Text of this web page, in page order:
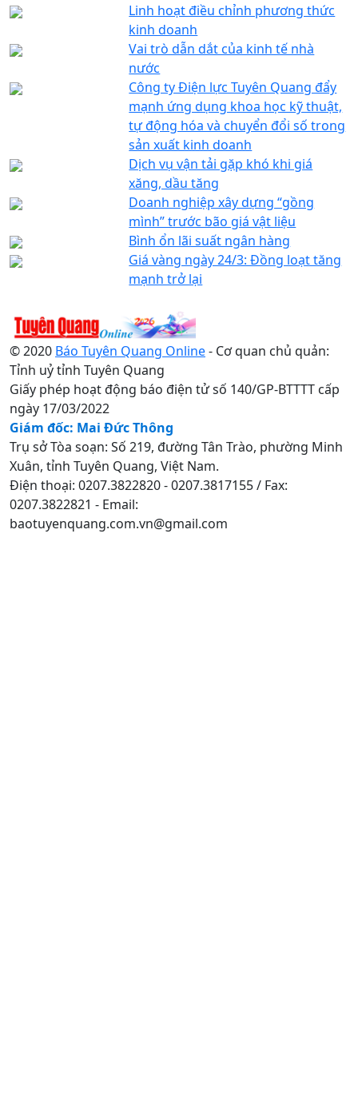
Linh hoạt điều chỉnh phương thức
kinh doanh
Vai trò dẫn dắt của kinh tế nhà
nước
Công ty Điện lực Tuyên Quang đẩy
mạnh ứng dụng khoa học kỹ thuật,
tự động hóa và chuyển đổi số trong
sản xuất kinh doanh
Dịch vụ vận tải gặp khó khi giá
xăng, dầu tăng
Doanh nghiệp xây dựng “gồng
mình” trước bão giá vật liệu
Bình ổn lãi suất ngân hàng
Giá vàng ngày 24/3: Đồng loạt tăng
mạnh trở lại
© 2020 Báo Tuyên Quang Online- Cơ quan chủ quản:
Tỉnh uỷ tỉnh Tuyên Quang
Giấy phép hoạt động báo điện tử số 140/GP-BTTTT cấp
ngày 17/03/2022
Giám đốc: Mai Đức Thông
Trụ sở Tòa soạn: Số 219, đường Tân Trào, phường Minh
Xuân, tỉnh Tuyên Quang, Việt Nam.
Điện thoại: 0207.3822820 - 0207.3817155 / Fax:
0207.3822821 - Email:
baotuyenquang.com.vn@gmail.com